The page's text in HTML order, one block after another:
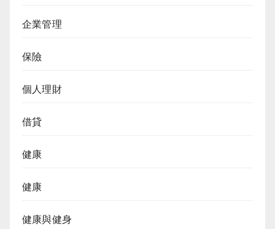
企業管理
保險
個人理財
借貸
健康
健康
健康與健身